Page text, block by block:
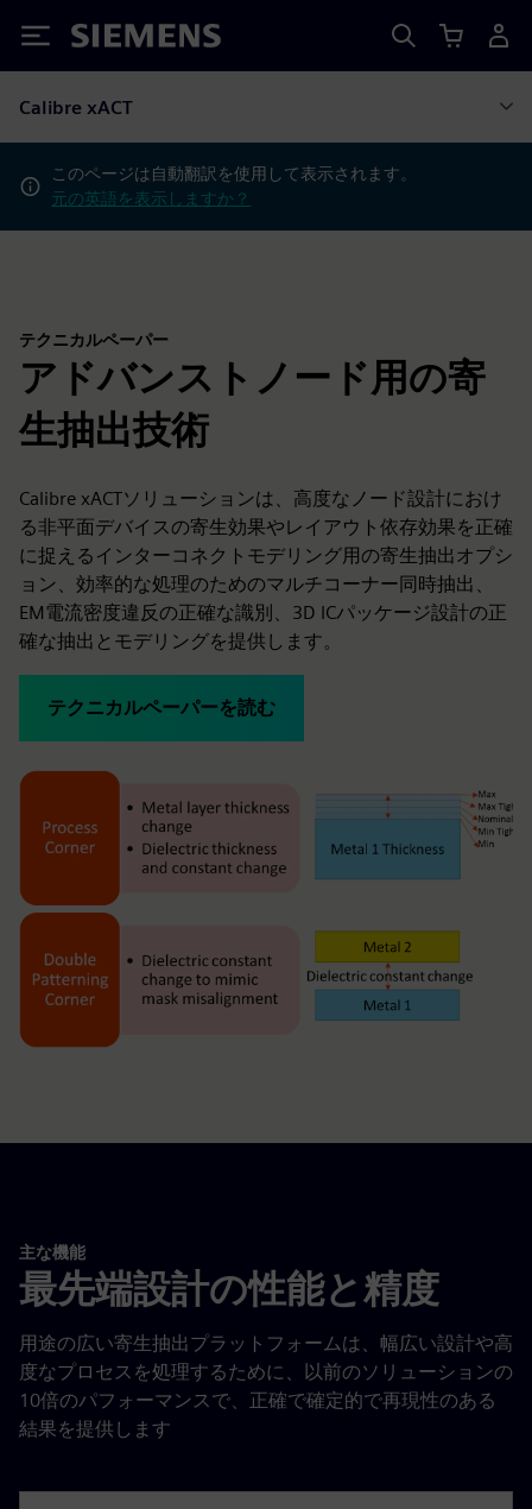
Siemens
Calibre xACT
このページは自動翻訳を使用して表示されます。
元の英語を表示しますか？
テクニカルペーパー
アドバンストノード用の寄
生抽出技術
Calibre xACTソリューションは、高度なノード設計におけ
る非平面デバイスの寄生効果やレイアウト依存効果を正確
に捉えるインターコネクトモデリング用の寄生抽出オプシ
ョン、効率的な処理のためのマルチコーナー同時抽出、
EM電流密度違反の正確な識別、3D ICパッケージ設計の正
確な抽出とモデリングを提供します。
テクニカルペーパーを読む
主な機能
最先端設計の性能と精度
用途の広い寄生抽出プラットフォームは、幅広い設計や高
度なプロセスを処理するために、以前のソリューションの
10倍のパフォーマンスで、正確で確定的で再現性のある
結果を提供します